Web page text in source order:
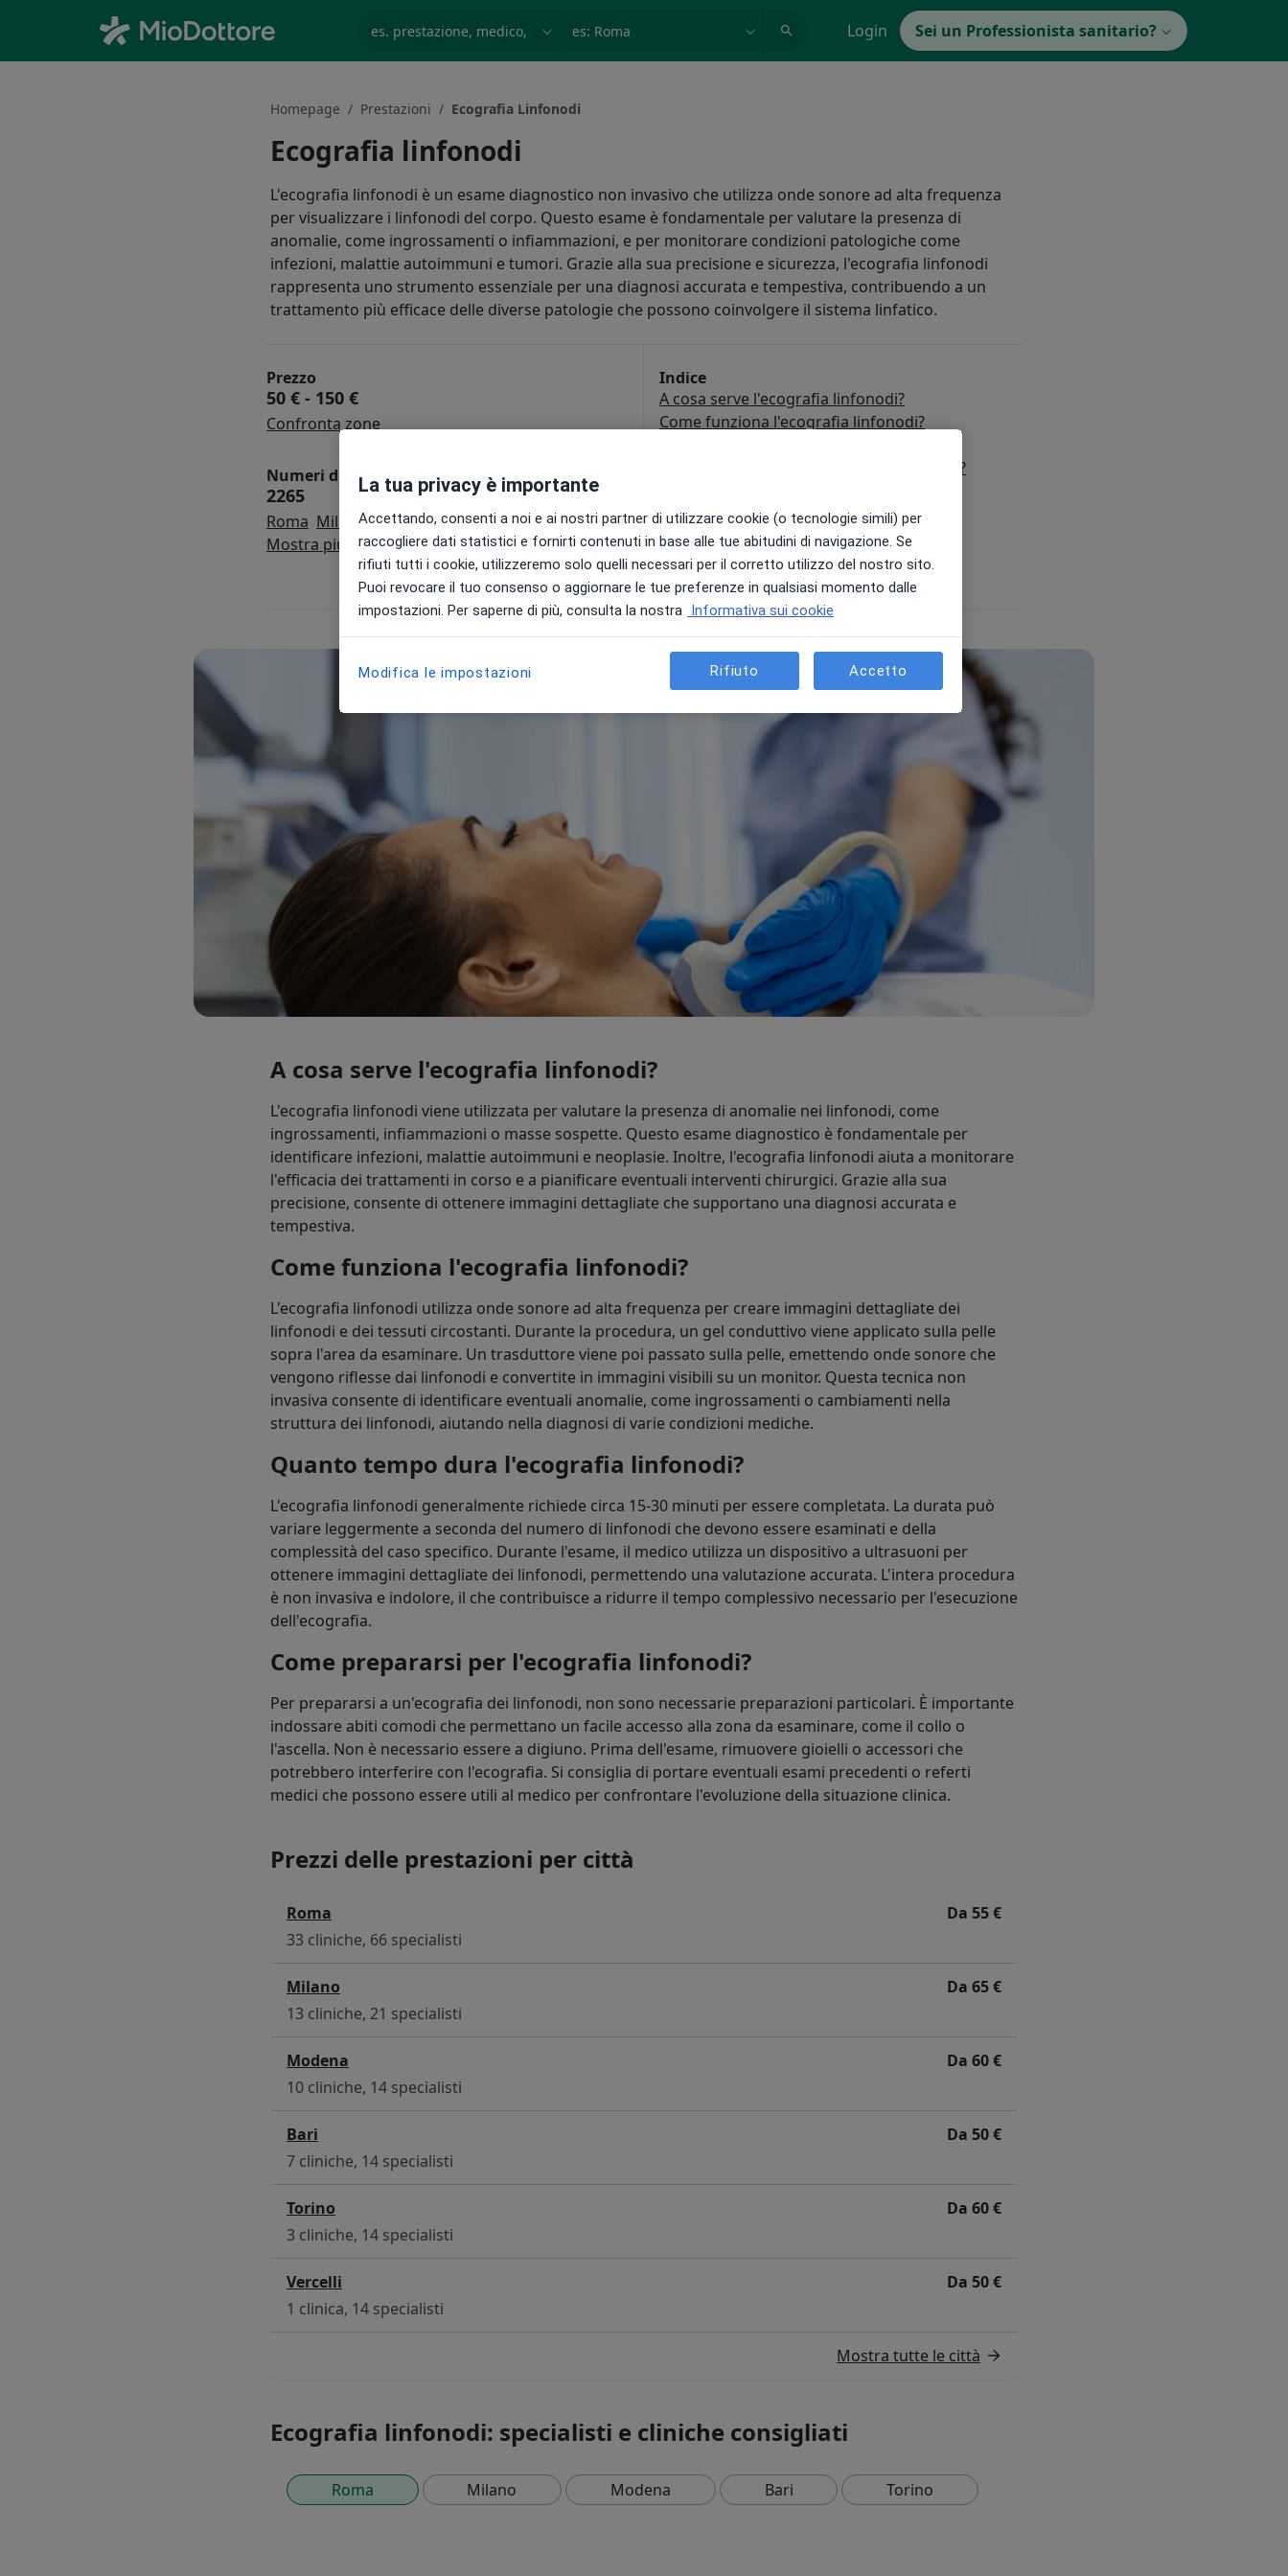
Login Sei un Professionista sanitario?
Homepage Prestazioni Ecografia Linfonodi
Ecografia linfonodi
L'ecografia linfonodi è un esame diagnostico non invasivo che utilizza onde sonore ad alta frequenza
per visualizzare i linfonodi del corpo. Questo esame è fondamentale per valutare la presenza di
anomalie, come ingrossamenti o infiammazioni, e per monitorare condizioni patologiche come
infezioni, malattie autoimmuni e tumori. Grazie alla sua precisione e sicurezza, l'ecografia linfonodi
rappresenta uno strumento essenziale per una diagnosi accurata e tempestiva, contribuendo a un
trattamento più efficace delle diverse patologie che possono coinvolgere il sistema linfatico.
Prezzo
50 € - 150 €
Confronta zone
Numeri di specialisti e strutture
2265
Roma Milano Modena Bari Torino
Mostra più località
Indice
A cosa serve l'ecografia linfonodi?
Come funziona l'ecografia linfonodi?
Come prepararsi per l'ecografia linfonodi?
Ecografia linfonodi: specialisti e cliniche
consigliati
Domande frequenti
A cosa serve l'ecografia linfonodi?
L'ecografia linfonodi viene utilizzata per valutare la presenza di anomalie nei linfonodi, come
ingrossamenti, infiammazioni o masse sospette. Questo esame diagnostico è fondamentale per
identificare infezioni, malattie autoimmuni e neoplasie. Inoltre, l'ecografia linfonodi aiuta a monitorare
l'efficacia dei trattamenti in corso e a pianificare eventuali interventi chirurgici. Grazie alla sua
precisione, consente di ottenere immagini dettagliate che supportano una diagnosi accurata e
tempestiva.
Come funziona l'ecografia linfonodi?
L'ecografia linfonodi utilizza onde sonore ad alta frequenza per creare immagini dettagliate dei
linfonodi e dei tessuti circostanti. Durante la procedura, un gel conduttivo viene applicato sulla pelle
sopra l'area da esaminare. Un trasduttore viene poi passato sulla pelle, emettendo onde sonore che
vengono riflesse dai linfonodi e convertite in immagini visibili su un monitor. Questa tecnica non
invasiva consente di identificare eventuali anomalie, come ingrossamenti o cambiamenti nella
struttura dei linfonodi, aiutando nella diagnosi di varie condizioni mediche.
Quanto tempo dura l'ecografia linfonodi?
L'ecografia linfonodi generalmente richiede circa 15-30 minuti per essere completata. La durata può
variare leggermente a seconda del numero di linfonodi che devono essere esaminati e della
complessità del caso specifico. Durante l'esame, il medico utilizza un dispositivo a ultrasuoni per
ottenere immagini dettagliate dei linfonodi, permettendo una valutazione accurata. L'intera procedura
è non invasiva e indolore, il che contribuisce a ridurre il tempo complessivo necessario per l'esecuzione
dell'ecografia.
Come prepararsi per l'ecografia linfonodi?
Per prepararsi a un'ecografia dei linfonodi, non sono necessarie preparazioni particolari. È importante
indossare abiti comodi che permettano un facile accesso alla zona da esaminare, come il collo o
l'ascella. Non è necessario essere a digiuno. Prima dell'esame, rimuovere gioielli o accessori che
potrebbero interferire con l'ecografia. Si consiglia di portare eventuali esami precedenti o referti
medici che possono essere utili al medico per confrontare l'evoluzione della situazione clinica.
Prezzi delle prestazioni per città
Roma
Da 55 €
33 cliniche, 66 specialisti
Milano
Da 65 €
13 cliniche, 21 specialisti
Modena
Da 60 €
10 cliniche, 14 specialisti
Bari
Da 50 €
7 cliniche, 14 specialisti
Torino
Da 60 €
3 cliniche, 14 specialisti
Vercelli
Da 50 €
1 clinica, 14 specialisti
Mostra tutte le città
Ecografia linfonodi: specialisti e cliniche consigliati
Roma Milano Modena Bari Torino
La tua privacy è importante
Accettando, consenti a noi e ai nostri partner di utilizzare cookie (o tecnologie simili) per
raccogliere dati statistici e fornirti contenuti in base alle tue abitudini di navigazione. Se
rifiuti tutti i cookie, utilizzeremo solo quelli necessari per il corretto utilizzo del nostro sito.
Puoi revocare il tuo consenso o aggiornare le tue preferenze in qualsiasi momento dalle
impostazioni. Per saperne di più, consulta la nostra Informativa sui cookie
Modifica le impostazioni Rifiuto Accetto